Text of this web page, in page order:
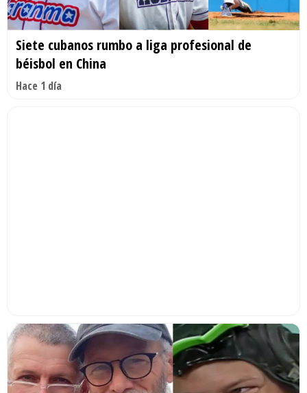
Siete cubanos rumbo a liga profesional de
béisbol en China
Hace 1 día